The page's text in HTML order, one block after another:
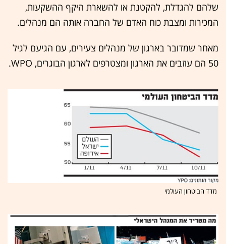
שלהם להגדלת, להקטנת או להשארת היקף ההשקעות,
המכירות ומצבת כוח האדם של החברה אותה הם מנהלים.
מאחר שמדובר בארגון של מנהלים צעירים, עם הגיעם לגיל
50 הם עוזבים את הארגון ומצטרפים לארגון הבוגרים, WPO.
מדד הביטחון העולמי